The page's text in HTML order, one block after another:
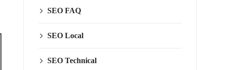
SEO FAQ
SEO Local
SEO Technical